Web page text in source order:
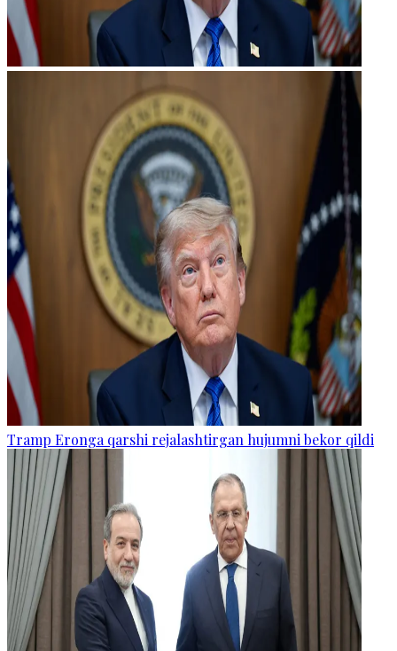
Tramp Eronga qarshi rejalashtirgan hujumni bekor qildi